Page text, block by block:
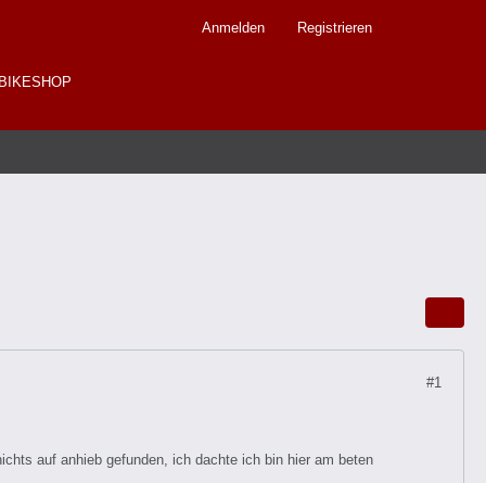
Anmelden Registrieren
#1
auf anhieb gefunden, ich dachte ich bin hier am beten